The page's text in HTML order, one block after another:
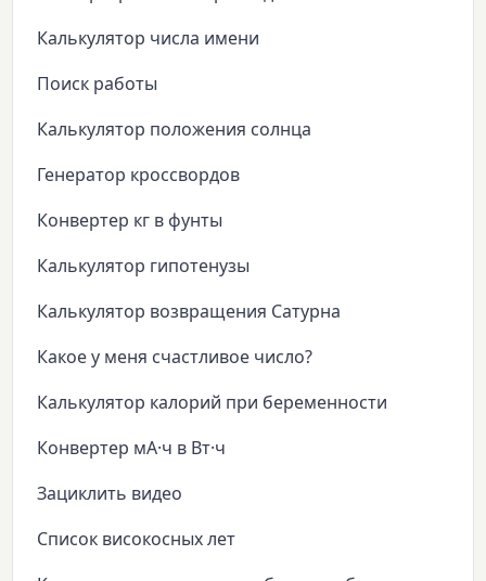
Калькулятор числа имени
Поиск работы
Калькулятор положения солнца
Генератор кроссвордов
Конвертер кг в фунты
Калькулятор гипотенузы
Калькулятор возвращения Сатурна
Какое у меня счастливое число?
Калькулятор калорий при беременности
Конвертер мА·ч в Вт·ч
Зациклить видео
Список високосных лет